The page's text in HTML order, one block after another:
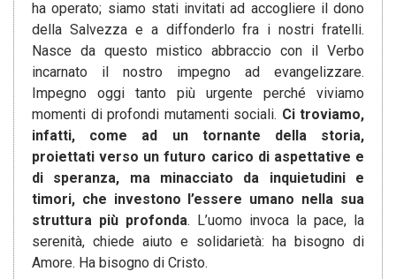
ha operato; siamo stati invitati ad accogliere il dono
della Salvezza e a diffonderlo fra i nostri fratelli.
Nasce da questo mistico abbraccio con il Verbo
incarnato il nostro impegno ad evangelizzare.
Impegno oggi tanto più urgente perché viviamo
momenti di profondi mutamenti sociali. Ci troviamo,
infatti, come ad un tornante della storia,
proiettati verso un futuro carico di aspettative e
di speranza, ma minacciato da inquietudini e
timori, che investono l’essere umano nella sua
struttura più profonda. L’uomo invoca la pace, la
serenità, chiede aiuto e solidarietà: ha bisogno di
Amore. Ha bisogno di Cristo.